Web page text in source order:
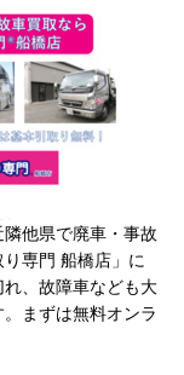
他県で廃車・事故
専門 船橋店」に
、故障車なども大
まずは無料オンラ